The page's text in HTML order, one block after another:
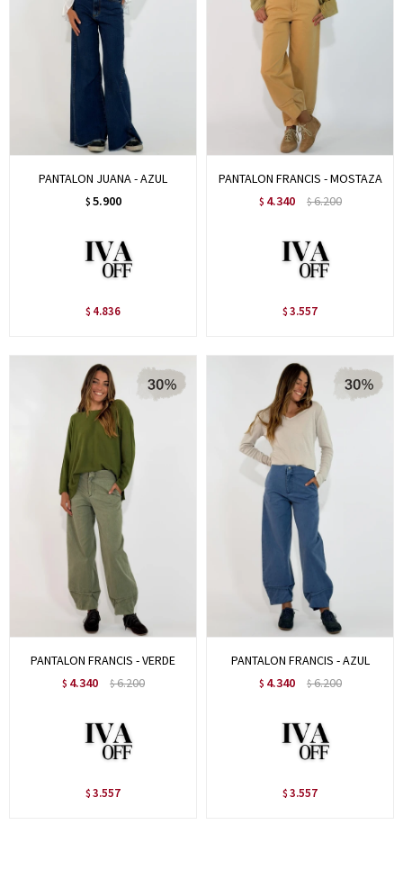
PANTALON JUANA - AZUL
$ 5.900
$ 4.836
PANTALON FRANCIS - MOSTAZA
$ 4.340 $6.200
$ 3.557
PANTALON FRANCIS - VERDE
$ 4.340 $6.200
$ 3.557
PANTALON FRANCIS - AZUL
$ 4.340 $6.200
$ 3.557